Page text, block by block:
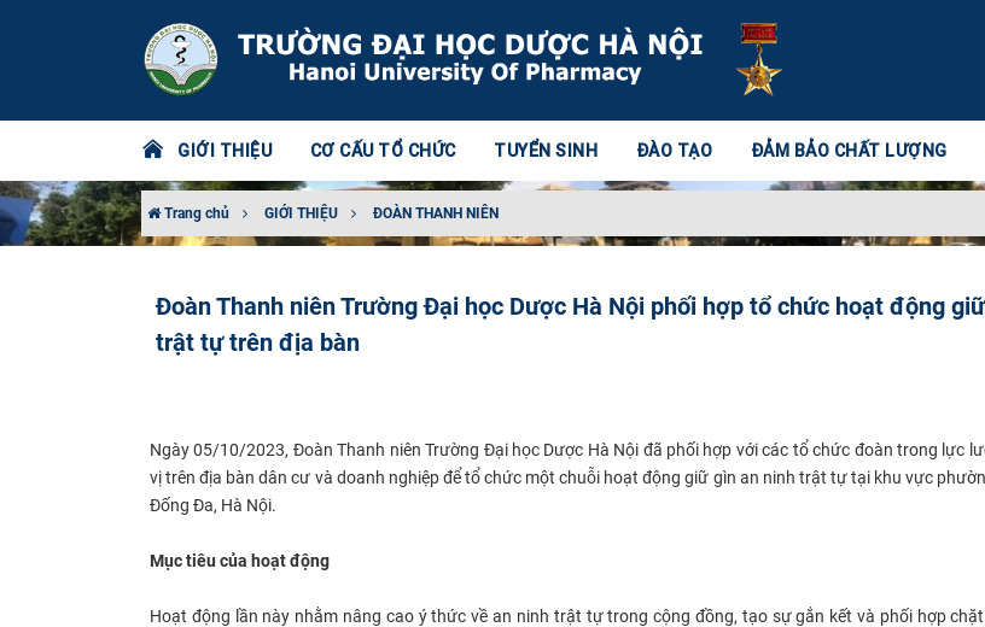
GIỚI THIỆU CƠ CẤU TỔ CHỨC TUYỂN SINH ĐÀO TẠO ĐẢM BẢO CHẤT LƯỢNG
Trang chủ GIỚI THIỆU ĐOÀN THANH NIÊN
Đoàn Thanh niên Trường Đại học Dược Hà Nội phối hợp tổ chức hoạt động
trật tự trên địa bàn
Ngày 05/10/2023, Đoàn Thanh niên Trường Đại học Dược Hà Nội đã phối hợp với các tổ chức đoàn trong lực
vị trên địa bàn dân cư và doanh nghiệp để tổ chức một chuỗi hoạt động giữ gìn an ninh trật tự tại khu vực
Đống Đa, Hà Nội.
Mục tiêu của hoạt động
Hoạt động lần này nhằm nâng cao ý thức về an ninh trật tự trong cộng đồng, tạo sự gắn kết và phối hợp